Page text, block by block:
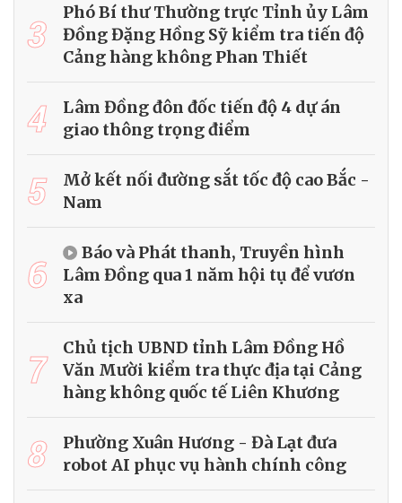
3
Phó Bí thư Thường trực Tỉnh ủy Lâm
Đồng Đặng Hồng Sỹ kiểm tra tiến độ
Cảng hàng không Phan Thiết
4
Lâm Đồng đôn đốc tiến độ 4 dự án
giao thông trọng điểm
5
Mở kết nối đường sắt tốc độ cao Bắc -
Nam
6
Báo và Phát thanh, Truyền hình
Lâm Đồng qua 1 năm hội tụ để vươn
xa
7
Chủ tịch UBND tỉnh Lâm Đồng Hồ
Văn Mười kiểm tra thực địa tại Cảng
hàng không quốc tế Liên Khương
8
Phường Xuân Hương - Đà Lạt đưa
robot AI phục vụ hành chính công